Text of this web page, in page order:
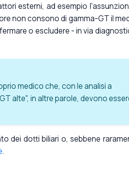
esterni, ad esempio
non consono di gamma-GT il
o escludere - in via
medico che, con le analisi a
alte", in altre parole, devono
dei dotti biliari o, sebbene
.